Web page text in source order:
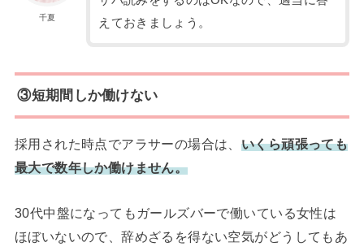
千夏
えておきましょう。
③短期間しか働けない
採用された時点でアラサーの場合は、 いくら頑張っても
最大で数年しか働けません。
30代中盤になってもガールズバーで働いている女性は
ほぼいないので、辞めざるを得ない空気がどうしてもあ